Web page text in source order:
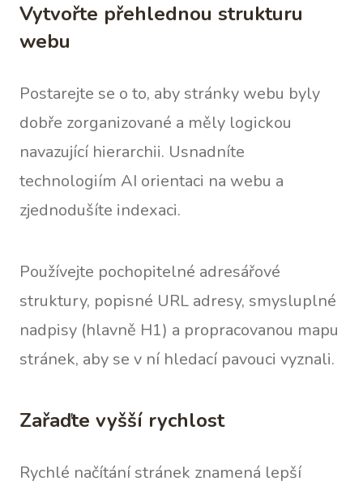
Vytvořte přehlednou strukturu
webu
Postarejte se o to, aby stránky webu byly
dobře zorganizované a měly logickou
navazující hierarchii. Usnadníte
technologiím AI orientaci na webu a
zjednodušíte indexaci.
Používejte pochopitelné adresářové
struktury, popisné URL adresy, smysluplné
nadpisy (hlavně H1) a propracovanou mapu
stránek, aby se v ní hledací pavouci vyznali.
Zařaďte vyšší rychlost
Rychlé načítání stránek znamená lepší